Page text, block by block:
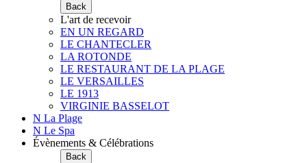
Back
L'art de recevoir
EN UN REGARD
LE CHANTECLER
LA ROTONDE
LE RESTAURANT DE LA PLAGE
LE VERSAILLES
LE 1913
VIRGINIE BASSELOT
N La Plage
N Le Spa
Évènements & Célébrations
Back